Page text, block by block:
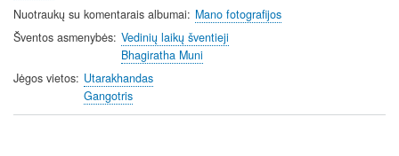
Nuotraukų su komentarais albumai
Mano fotografijos
Šventos asmenybės Vedinių laikų šventieji
Bhagiratha Muni
Jėgos vietos Utarakhandas
Gangotris